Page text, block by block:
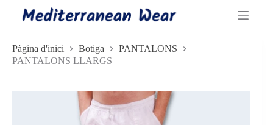
Pàgina d'inici Botiga
PANTALONS
PANTALONS LLARGS